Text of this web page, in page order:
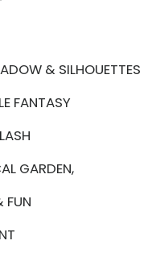
& SILHOUETTES
FANTASY
GARDEN,
FUN